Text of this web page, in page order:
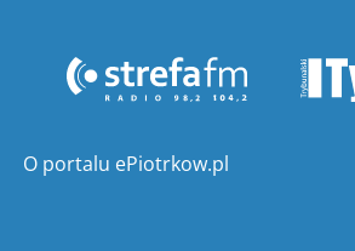
O portalu ePiotrkow.pl